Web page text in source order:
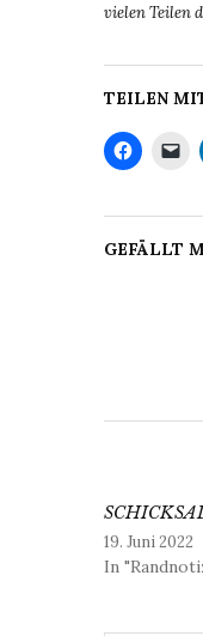
vielen Teilen
TEILEN
GEFÄLLT
19. Juni 2022
In